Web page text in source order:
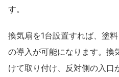
す。
換気扇を1台設置すれば、塗
の導入が可能になります。換
けて取り付け、反対側の入口